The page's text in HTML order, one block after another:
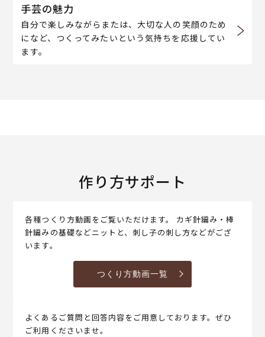
手芸の魅力
自分で楽しみながらまたは、大切な人の笑顔のため
になど、つくってみたいという気持ちを応援してい
ます。
作り方サポート
各種つくり方動画をご覧いただけます。 カギ針編み・棒
針編みの基礎などニットと、刺し子の刺し方などがござ
います。
つくり方動画一覧
よくあるご質問と回答内容をご用意しております。ぜひ
ご利用くださいませ。